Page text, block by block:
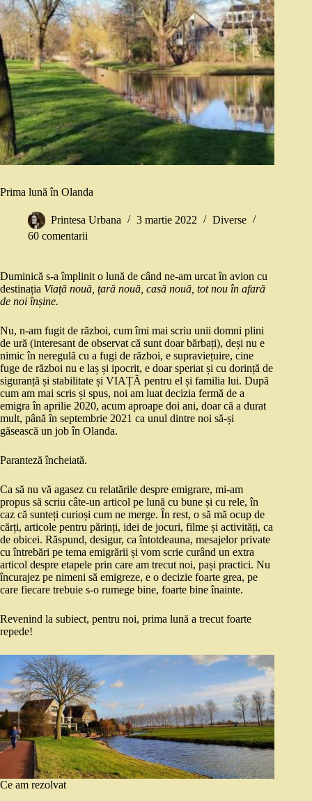
Prima lună în Olanda
Printesa Urbana 3 martie 2022
Diverse
60 comentarii
Duminică s-a împlinit o lună de când ne-am urcat în avion cu
destinația Viață nouă, țară nouă, casă nouă, tot nou în afară
de noi înșine.
Nu, n-am fugit de război, cum îmi mai scriu unii domni plini
de ură (interesant de observat că sunt doar bărbați), deși nu e
nimic în neregulă cu a fugi de război, e supraviețuire, cine
fuge de război nu e laș și ipocrit, e doar speriat și cu dorință de
siguranță și stabilitate și VIAȚĂ pentru el și familia lui. După
cum am mai scris și spus, noi am luat decizia fermă de a
emigra în aprilie 2020, acum aproape doi ani, doar că a durat
mult, până în septembrie 2021 ca unul dintre noi să-și
găsească un job în Olanda.
Paranteză încheiată.
Ca să nu vă agasez cu relatările despre emigrare, mi-am
propus să scriu câte-un articol pe lună cu bune și cu rele, în
caz că sunteți curioși cum ne merge. În rest, o să mă ocup de
cărți, articole pentru părinți, idei de jocuri, filme și activități, ca
de obicei. Răspund, desigur, ca întotdeauna, mesajelor private
cu întrebări pe tema emigrării și vom scrie curând un extra
articol despre etapele prin care am trecut noi, pași practici. Nu
încurajez pe nimeni să emigreze, e o decizie foarte grea, pe
care fiecare trebuie s-o rumege bine, foarte bine înainte.
Revenind la subiect, pentru noi, prima lună a trecut foarte
repede!
Ce am rezolvat